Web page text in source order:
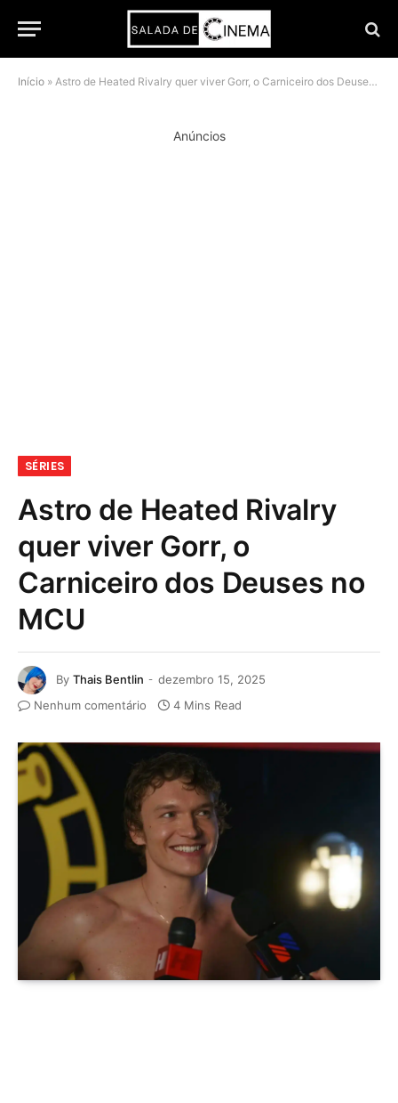
Início » Astro de Heated Rivalry quer viver Gorr, o Carniceiro dos Deuses no MCU
Anúncios
SÉRIES
Astro de Heated Rivalry
quer viver Gorr, o
Carniceiro dos Deuses no
MCU
By Thais Bentlin
dezembro 15, 2025
Nenhum comentário
4 Mins Read